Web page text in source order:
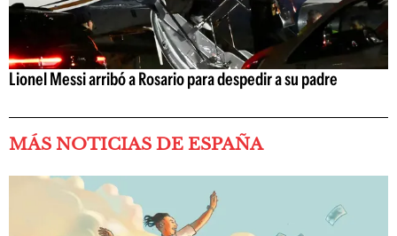
Lionel Messi arribó a Rosario para despedir a su padre
MÁS NOTICIAS DE ESPAÑA